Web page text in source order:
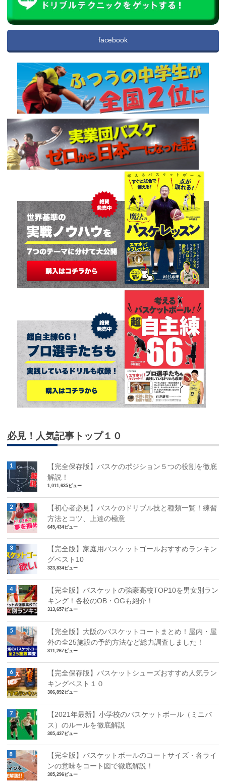
facebook
必見！人気記事トップ１０
【完全保存版】バスケのポジション５つの役割を徹底
解説！
1,011,635ビュー
【初心者必見】バスケのドリブル技と種類一覧！練習
方法とコツ、上達の極意
645,434ビュー
【完全版】家庭用バスケットゴールおすすめランキン
グベスト10
323,834ビュー
【完全版】バスケットの強豪高校TOP10を男女別ラン
キング！各校のOB・OGも紹介！
313,657ビュー
【完全版】大阪のバスケットコートまとめ！屋内・屋
外の全25施設の予約方法など総力調査しました！
311,267ビュー
【完全保存版】バスケットシューズおすすめ人気ラン
キングベスト１０
306,892ビュー
【2021年最新】小学校のバスケットボール（ミニバ
ス）のルールを徹底解説
305,437ビュー
【完全版】バスケットボールのコートサイズ・各ライ
ンの意味をコート図で徹底解説！
305,296ビュー